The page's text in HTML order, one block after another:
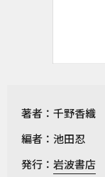
著者：千野香織
編者：池田忍
発行： 岩波書店